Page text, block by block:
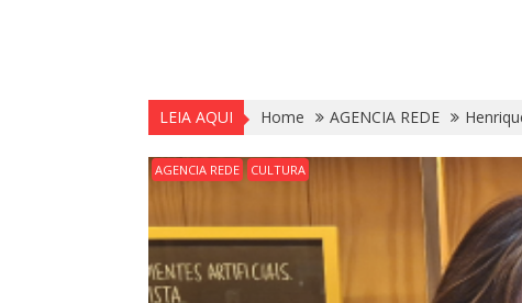
LEIA AQUI Home AGENCIA REDE
AGENCIA REDE CULTURA